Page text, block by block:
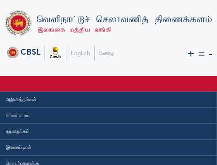
+ = -
அறிவித்தல்கள்
வினா விடை
தரவிறக்கம்
இணைப்புகள்
தொடர்புகளுக்கு